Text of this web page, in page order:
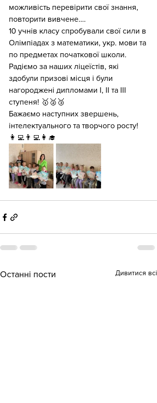
можливість перевірити свої знання,
повторити вивчене….
10 учнів класу спробували свої сили в
Олімпіадах з математики, укр. мови та
по предметах початкової школи.
Радіємо за наших ліцеїстів, які
здобули призові місця і були
нагороджені дипломами І, ІІ та ІІІ
ступеня! 🥇🥈🥉
Бажаємо наступних звершень,
інтелектуального та творчого росту!
👩‍💻👨‍💻👩‍🎓
Останні пости Дивитися всі